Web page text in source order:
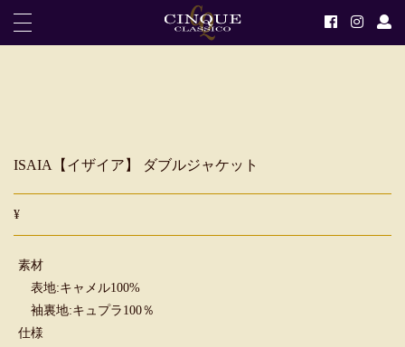
ISAIA【イザイア】 ダブルジャケット
¥
素材
表地:キャメル100%
袖裏地:キュプラ100％
仕様